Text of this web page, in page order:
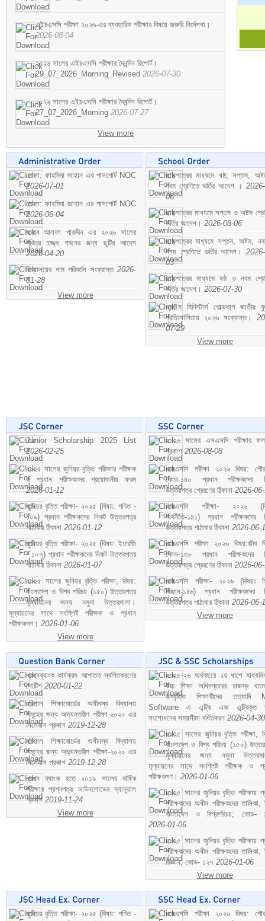
এইচএসসি পরীক্ষা ২০২৬-এর ব্যবহারিক পরীক্ষার বিষয়ে জরুরি নির্দেশনা।
2026-08-04
২০২৬ সালের এইচএসসি পরীক্ষার দৈনন্দিন রিপোর্ট।
29_07_2026_Morning_Revised 2026-07-30
২০২৬ সালের এইচএসসি পরীক্ষার দৈনন্দিন রিপোর্ট।
27_07_2026_Morning 2026-07-27
View more
মোসা: ফাহমিদা জাহান এর পাসপোর্ট NOC
2026-07-01
মোসা: ফাহমিদা জাহান এর পাসপোর্ট NOC
2026-06-04
জনাব আলফা পারভীন এর ২০২৬ সালের
পবিত্র হজ্জ্ব গমনের জন্য ছুটির আদেশ
2026-04-20
বিদ্যালয়ের নাম পরিবর্তন সংক্রান্ত 2026-
01-28
View more
ছাড়পত্রের মাধ্যমে ষষ্ঠ, সপ্তম,
নবম শ্রেণিতে ভর্তির আদেশ ।
06
ছাড়পত্রের মাধ্যমে সপ্তম ও অষ্টম
ভর্তির আদেশ। 2026-08-06
ছাড়পত্রের মাধ্যমে সপ্তম, অষ্টম,
দশম শ্রেণিতে ভর্তির আদেশ।
03
ছাড়পত্রের মাধ্যমে ষষ্ঠ ও নবম
ভর্তির আদেশ। 2026-07-30
প্রাইম মিনিস্টার্স গোল্ডকাপ জাতীয়
প্রতিযোগিতায় ২০২৬ সংক্রান্ত।
07-29
View more
Junior Scholarship 2025 List
2026-02-25
২০২৫ সালের জুনিয়র বৃত্তি পরীক্ষার পরীক্ষক
ও প্রধান পরীক্ষকদের প্রয়োজনীয় ফরম
2026-01-12
জুনিয়র বৃত্তি পরীক্ষা- ২০২৫ (বিষয়: গণিত -
১০৯) প্রধান পরীক্ষকদের নিকট উত্তরপত্র
পাঠাবার ঠিকানা 2026-01-12
জুনিয়র বৃত্তি পরীক্ষা- ২০২৫ (বিষয়: ইংরেজি
- ১০৭) প্রধান পরীক্ষকদের নিকট উত্তরপত্র
পাঠাবার ঠিকানা 2026-01-07
২০২৫ সালের জুনিয়র বৃত্তি পরীক্ষা, বিষয়:
বাংলাদেশ ও বিশ্ব পরিচয় (১৫০) উত্তরপত্র
মূল্যায়নের জন্য নমুনা উত্তরমালা।
মূল্যায়নের সাথে সংশ্লিষ্ট পরীক্ষক ও প্রধান
পরীক্ষকগণ। 2026-01-06
View more
২০২৬ সালের এসএসসি পরীক্ষার
প্রকাশ 2026-08-08
এসএসসি পরীক্ষা ২০২৬ বিষয়:
কোড-১৪০ প্রধান পরীক্ষকদের
উত্তরপত্র প্রেরণের ঠিকানা 2026-
এসএসসি পরীক্ষা- ২০২৬
অর্থনীতি-১৪১) প্রধান পরীক্ষকদের
উত্তরপত্র পাঠাবার ঠিকানা 2026-06-
এসএসসি পরীক্ষা ২০২৬ বিষয়:জীব
কোড-১৩৮ প্রধান পরীক্ষকদের
উত্তরপত্র প্রেরণের ঠিকানা 2026-
এসএসসি পরীক্ষা- ২০২৬ (বিষয়ঃ
বিজ্ঞান-১৪৬) প্রধান পরীক্ষকদের
উত্তরপত্র পাঠাবার ঠিকানা 2026-06-
View more
প্রশ্নব্যাংক কার্যক্রম আপাতত স্থগিতকরণের
নোটিশ 2020-01-22
বরিশাল শিক্ষাবোর্ডের অধীনস্থ বিদ্যালয়
সমূহের জন্য অভ্যন্তরীণ পরীক্ষা-২০২০ এর
সিলেবাস প্রকাশ 2019-12-28
বরিশাল শিক্ষাবোর্ডের অধীনস্থ বিদ্যালয়
সমূহের জন্য অভ্যন্তরীণ পরীক্ষা-২০২০ এর
সিলেবাস প্রকাশ 2019-12-28
প্রশ্ন ব্যাংক হতে ২০১৯ সালের বার্ষিক
পরীক্ষার প্রশ্নপত্র ডাউনলোডের ম্যানুয়াল
প্রকাশ 2019-11-24
View more
২০২৫-২৬ অর্থবছরে ২য় ধাপে
উচ্চ শিক্ষা অধিদপ্তরের রাজস্ব
উপবৃত্তি শিক্ষার্থীদের তত্যাদি
Software এ এন্ট্রি এবং এন্ট্রিকৃত
সংশোধনের সময়সীমা বর্ধিতকরন 2026-04-30
২০২৫ সালের জুনিয়র বৃত্তি পরীক্ষা,
বাংলাদেশ ও বিশ্ব পরিচয় (১৫০)
মূল্যায়নের জন্য নমুনা
মূল্যায়নের সাথে সংশ্লিষ্ট পরীক্ষক ও
পরীক্ষকগণ। 2026-01-06
২০২৫ সালের জুনিয়র বৃত্তি পরীক্ষায়
পরীক্ষকদের অধীন পরীক্ষকদের তালিকা,
বাংলাদেশ ও বিশ্বপরিচয়; কোড-
2026-01-06
২০২৫ সালের জুনিয়র বৃত্তি পরীক্ষায়
পরীক্ষকদের অধীন পরীক্ষকদের তালিকা,
বিজ্ঞান; কোড- ১২৭ 2026-01-06
View more
জুনিয়র বৃত্তি পরীক্ষা- ২০২৫ (বিষয়: গণিত -
এসএসসি পরীক্ষা ২০২৬ বিষয়: